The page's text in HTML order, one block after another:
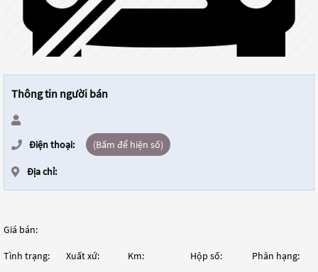
Thông tin người bán
Điện thoại: (Bấm để hiện số)
Địa chỉ:
Giá bán:
Tình trạng: Xuất xứ: Km: Hộp số: Phân hạng: